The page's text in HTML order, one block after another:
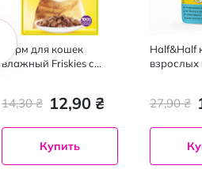
Корм для кошек
влажный Friskies с
12,90 ₴
14,30 ₴
Купить
Half&Half
взрослых
27,90 ₴